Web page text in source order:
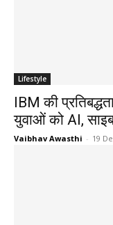
Lifestyle
IBM की
युवाओं को AI,
Vaibhav Awasthi - 19